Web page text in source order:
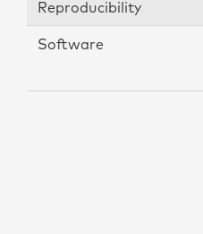
Reproducibility
Software